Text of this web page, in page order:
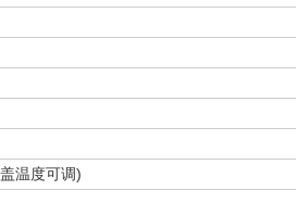
温度可调)